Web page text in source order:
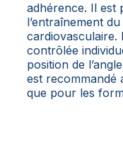
adhérence. Il est
l’entraînement
cardiovasculaire.
contrôlée
position de
est recommandé
que pour les